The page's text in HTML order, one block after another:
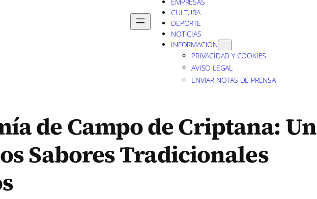
CULTURA
DEPORTE
NOTICIAS
INFORMACIÓN
PRIVACIDAD Y COOKIES
AVISO LEGAL
ENVIAR NOTAS DE PRENSA
de Campo de Criptana: Un
Sabores Tradicionales